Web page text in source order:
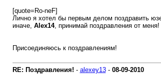
[quote=Ro-neF]
Лично я хотел бы первым делом поздравить
иначе, Alex14, принимай поздравления от меня!
Присоединяюсь к поздравлениям!
RE: Поздравления! - alexey13- 08-09-2010